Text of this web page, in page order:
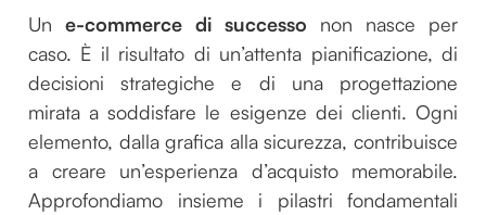
Un e-commerce di successo non nasce per
caso. È il risultato di un’attenta pianificazione, di
decisioni strategiche e di una progettazione
mirata a soddisfare le esigenze dei clienti. Ogni
elemento, dalla grafica alla sicurezza, contribuisce
a creare un’esperienza d’acquisto memorabile.
Approfondiamo insieme i pilastri fondamentali